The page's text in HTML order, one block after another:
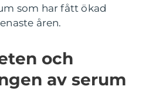
som har fått ökad
åren.
och
av serum